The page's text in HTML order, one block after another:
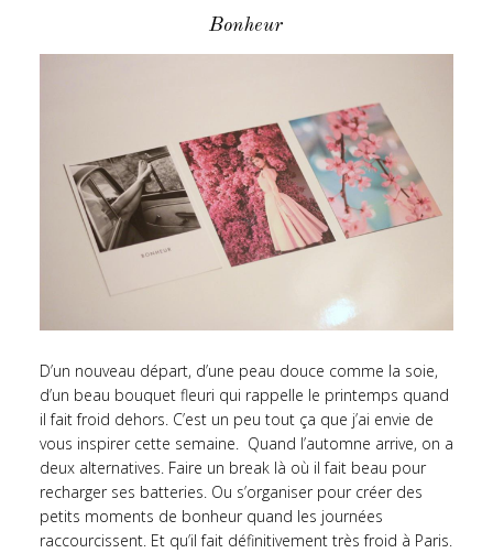
Bonheur
D’un nouveau départ, d’une peau douce comme la soie,
d’un beau bouquet fleuri qui rappelle le printemps quand
il fait froid dehors. C’est un peu tout ça que j’ai envie de
vous inspirer cette semaine. Quand l’automne arrive, on a
deux alternatives. Faire un break là où il fait beau pour
recharger ses batteries. Ou s’organiser pour créer des
petits moments de bonheur quand les journées
raccourcissent. Et qu’il fait définitivement très froid à Paris.